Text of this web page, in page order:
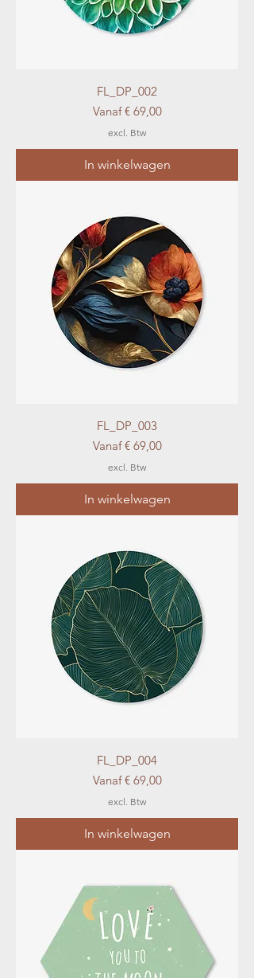
FL_DP_002
Vanaf€ 69,00
Verkoopprijs
excl. Btw
In winkelwagen
FL_DP_003
Vanaf€ 69,00
Verkoopprijs
excl. Btw
In winkelwagen
FL_DP_004
Vanaf€ 69,00
Verkoopprijs
excl. Btw
In winkelwagen